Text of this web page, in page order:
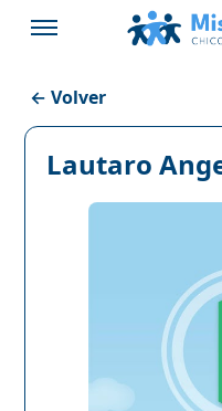
← Volver
Lautaro